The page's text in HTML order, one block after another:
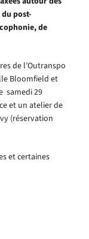
post-
de
de l’Outranspo
Bloomfield et
samedi 29
et un atelier de
(réservation
et certaines